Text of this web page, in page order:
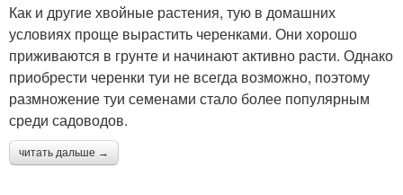
Как и другие хвойные растения, тую в домашних
условиях проще вырастить черенками. Они хорошо
приживаются в грунте и начинают активно расти. Однако
приобрести черенки туи не всегда возможно, поэтому
размножение туи семенами стало более популярным
среди садоводов.
читать дальше →